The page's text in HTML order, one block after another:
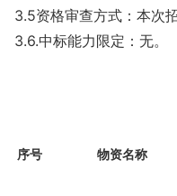
3.5资格审查方式：本次
3.6.中标能力限定：无。
序号 物资名称